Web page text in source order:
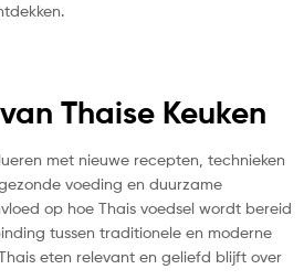
Thaise Keuken
met nieuwe recepten, technieken
voeding en duurzame
op hoe Thais voedsel wordt bereid
tussen traditionele en moderne
eten relevant en geliefd blijft over